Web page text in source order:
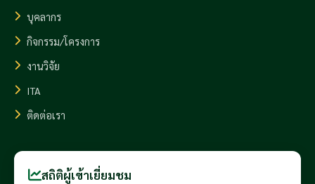
บุคลากร
กิจกรรม/โครงการ
งานวิจัย
ITA
ติดต่อเรา
สถิติผู้เข้าเยี่ยมชม